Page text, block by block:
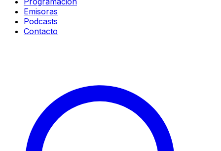
Emisoras
Podcasts
Contacto